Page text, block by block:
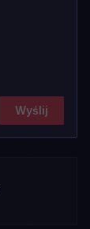
Wyślij